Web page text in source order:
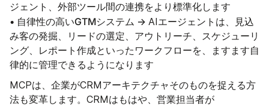
ジェント、外部ツール間の連携をより標準化します
• 自律性の高いGTMシステム → AIエージェントは、見込
み客の発掘、リードの選定、アウトリーチ、スケジューリ
ング、レポート作成といったワークフローを、ますます自
律的に管理できるようになります
MCPは、企業がCRMアーキテクチャそのものを捉える方
法も変革します。CRMはもはや、営業担当者が